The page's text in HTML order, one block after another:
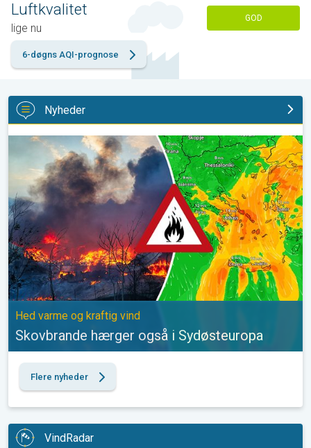
Luftkvalitet
lige nu
GOD
6-døgns AQI-prognose
Nyheder
Skovbrande hærger også i Sydøsteuropa. Hed varme og
Hed varme og kraftig vind
Skovbrande hærger også i Sydøsteuropa
Flere nyheder
VindRadar